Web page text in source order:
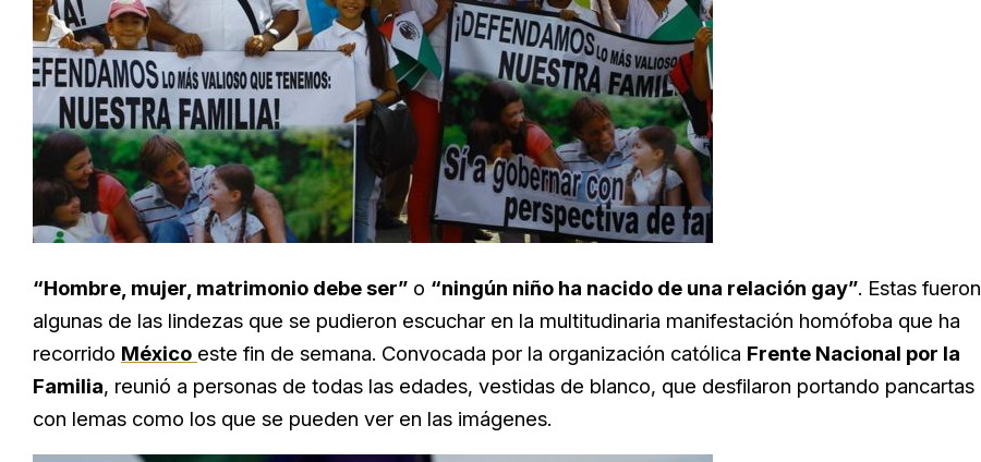
“Hombre, mujer, matrimonio debe ser” o “ningún niño ha nacido de una relación gay”. Estas fueron
algunas de las lindezas que se pudieron escuchar en la multitudinaria manifestación homófoba que ha
recorrido México este fin de semana. Convocada por la organización católica Frente Nacional por la
Familia, reunió a personas de todas las edades, vestidas de blanco, que desfilaron portando pancartas
con lemas como los que se pueden ver en las imágenes.